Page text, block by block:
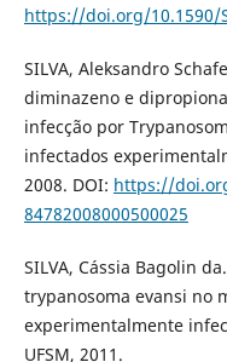
https://doi.org/10.1590/
SILVA, Aleksandro
diminazeno e
infecção por
infectados
2008. DOI: https://
84782008000500025
SILVA, Cássia Bagolin
trypanosoma evansi no
experimentalmente
UFSM, 2011.